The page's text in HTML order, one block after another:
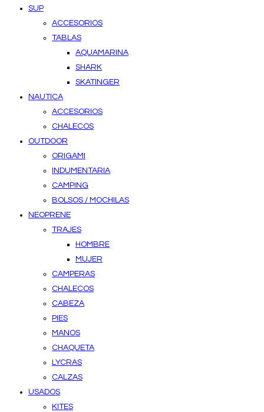
SUP
ACCESORIOS
TABLAS
AQUAMARINA
SHARK
SKATINGER
NAUTICA
ACCESORIOS
CHALECOS
OUTDOOR
ORIGAMI
INDUMENTARIA
CAMPING
BOLSOS / MOCHILAS
NEOPRENE
TRAJES
HOMBRE
MUJER
CAMPERAS
CHALECOS
CABEZA
PIES
MANOS
CHAQUETA
LYCRAS
CALZAS
USADOS
KITES